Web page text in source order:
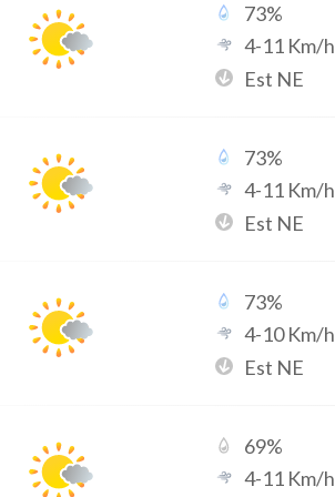
73%
4-11 Km/h
Est NE
73%
4-11 Km/h
Est NE
73%
4-10Km/h
Est NE
69%
4-11 Km/h